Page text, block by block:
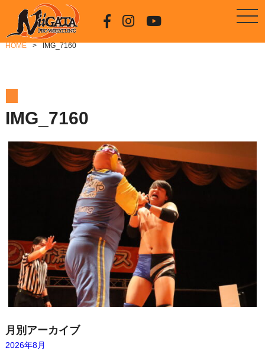
HOME IMG_7160
IMG_7160
月別アーカイブ
2026年8月